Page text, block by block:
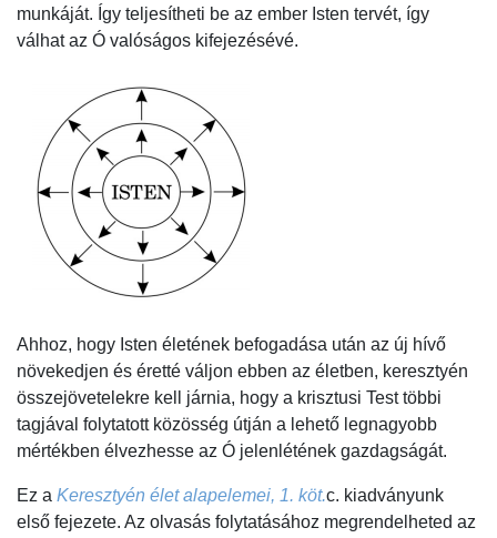
munkáját. Így teljesítheti be az ember Isten tervét, így
válhat az Ó valóságos kifejezésévé.
Ahhoz, hogy Isten életének befogadása után az új hívő
növekedjen és éretté váljon ebben az életben, keresztyén
összejövetelekre kell járnia, hogy a krisztusi Test többi
tagjával folytatott közösség útján a lehető legnagyobb
mértékben élvezhesse az Ó jelenlétének gazdagságát.
Ez a Keresztyén élet alapelemei, 1. köt.c. kiadványunk
első fejezete. Az olvasás folytatásához megrendelheted az